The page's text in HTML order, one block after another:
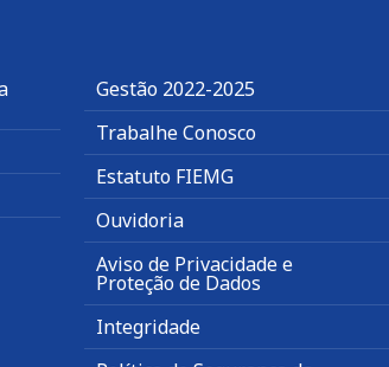
Gestão 2022-2025
Trabalhe Conosco
Estatuto FIEMG
Ouvidoria
Aviso de Privacidade e
Proteção de Dados
Integridade